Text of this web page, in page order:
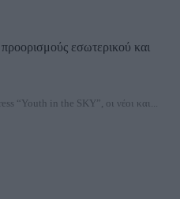
εσωτερικού και
“Youth in the SKY”, οι νέοι και...